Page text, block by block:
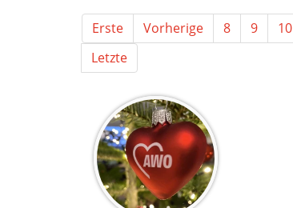
Erste Vorherige 8 9 10
Letzte